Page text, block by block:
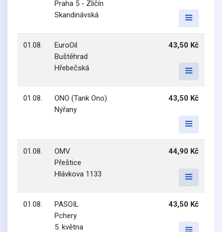
Praha 5 - Zličín
Skandinávská
01.08.
EuroOil
Buštěhrad
Hřebečská
43,50 Kč
01.08.
ONO (Tank Ono)
Nýřany
43,50 Kč
01.08.
OMV
Přeštice
Hlávkova 1133
44,90 Kč
01.08.
PASOIL
Pchery
5. května
43,50 Kč